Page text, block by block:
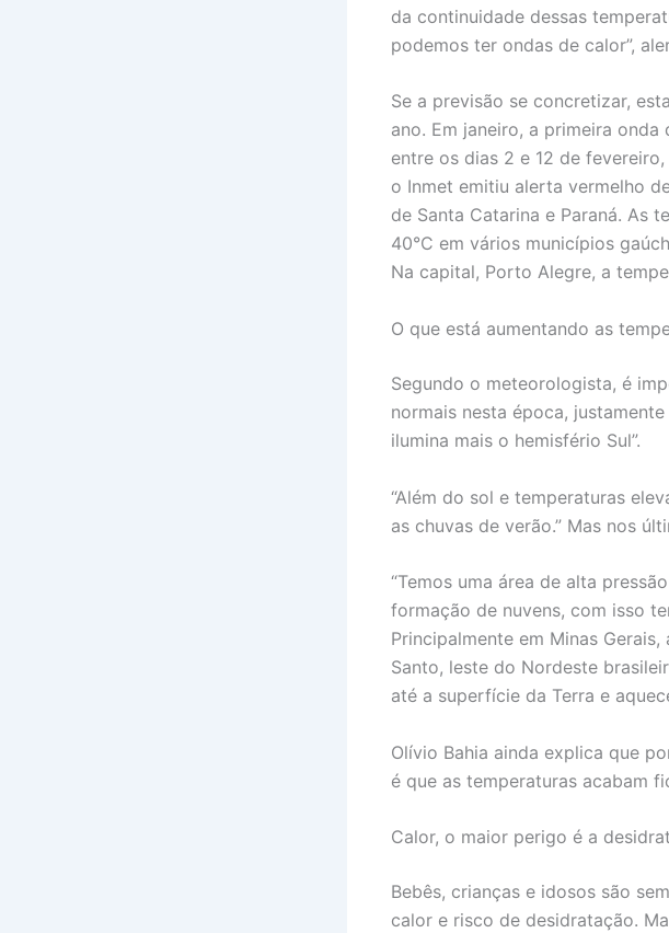
da continuidade dessas
podemos ter ondas de calor”,
Se a previsão se concretizar,
ano. Em janeiro, a primeira
entre os dias 2 e 12 de
o Inmet emitiu alerta vermelho
de Santa Catarina e Paraná. As
40°C em vários municípios
Na capital, Porto Alegre, a
O que está aumentando as
Segundo o meteorologista, é
normais nesta época,
ilumina mais o hemisfério Sul”.
“Além do sol e temperaturas
as chuvas de verão.” Mas nos
“Temos uma área de alta
formação de nuvens, com isso
Principalmente em Minas
Santo, leste do Nordeste
até a superfície da Terra e
Olívio Bahia ainda explica que
é que as temperaturas acabam
Calor, o maior perigo é a
Bebês, crianças e idosos são
calor e risco de desidratação.